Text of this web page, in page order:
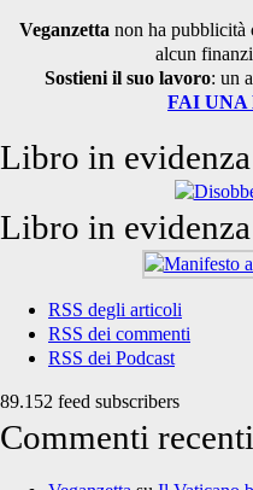
Veganzetta non ha pubblicità
alcun
Sostieni il suo lavoro: un
FAI UNA
Libro in evidenza
Libro in
RSS degli articoli
RSS dei commenti
RSS dei Podcast
89.152 feed subscribers
Commenti recenti